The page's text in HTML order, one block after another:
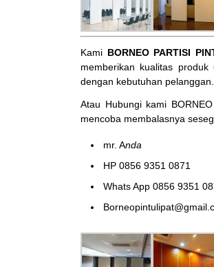
Kami BORNEO PARTISI
memberikan kualitas
dengan kebutuhan pelanggan.
Atau Hubungi kami
mencoba membalasnya
mr. Anda
HP 0856 9351 0871
Whats App 0856 9351